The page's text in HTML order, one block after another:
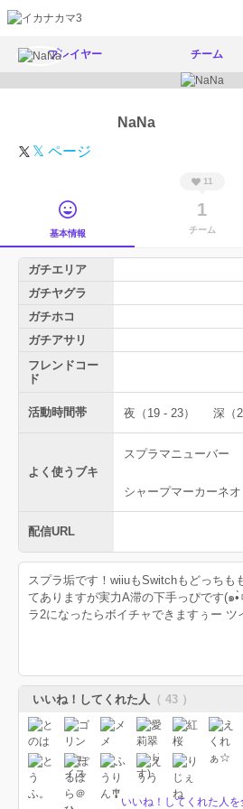
プレイヤー チーム
NaNa
𝕏 ページ
基本情報
11
1
チーム
ガチエリア
ガチヤグラ
ガチホコ
ガチアサリ
フレンドコー
ド
活動時間帯 夜（19 - 23） 深（
よく使うブキ
スプラマニューバー
シャープマーカーネオ
配信URL
スプラ垢です！wiiuもSwitchもどっちも
てありますが実力A滞の下手っぴです(๑
ラ2になったらボイチャできますぅー ツ
いいね！してくれた人 （ 43 ）
いいね！してくれた人を